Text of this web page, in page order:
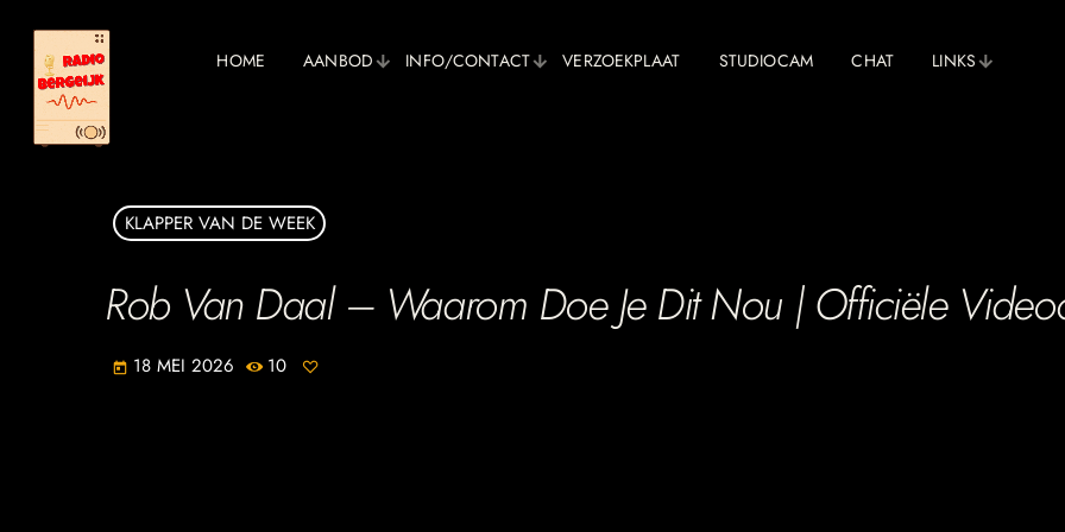
HOME AANBOD INFO/CONTACT VERZOEKPLAAT STUDIOCAM CHAT LINKS
KLAPPER VAN DE WEEK
Rob Van Daal – Waarom Doe Je Dit Nou | Officiële
today 18 MEI 2026 10